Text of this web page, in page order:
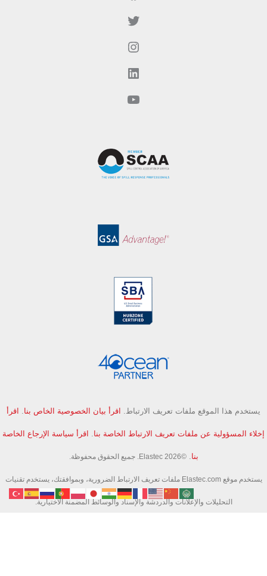
يستخدم هذا الموقع ملفات تعريف الارتباط. اقرأ بيان الخصوصية الخاص بنا. اقرأ
إخلاء المسؤولية عن ملفات تعريف الارتباط الخاصة بنا. اقرأ سياسة الإرجاع الخاصة
بنا.©Elastec 2026. جميع الحقوق محفوظة.
يستخدم موقع Elastec.com ملفات تعريف الارتباط الضرورية، وبموافقتك، يستخدم تقنيات
التحليلات والإعلانات والدردشة والإسناد والوسائط المضمنة الاختيارية.